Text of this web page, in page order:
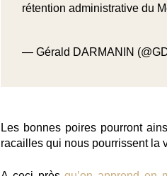
rétention administrative du
— Gérald DARMANIN
Les bonnes poires pourront
racailles qui nous pourrissent la